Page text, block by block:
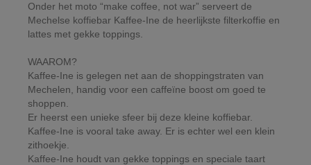
Onder het moto “make coffee, not war” serveert de
Mechelse koffiebar Kaffee-Ine de heerlijkste filterkoffie en
lattes met gekke toppings.
WAAROM?
Kaffee-Ine is gelegen net aan de shoppingstraten van
Mechelen, handig voor een caffeïne boost om goed te
shoppen.
Er heerst een unieke sfeer bij deze kleine koffiebar.
Kaffee-Ine is vooral take away. Er is echter wel een klein
zithoekje.
Kaffee-Ine houdt van gekke toppings en speciale taart